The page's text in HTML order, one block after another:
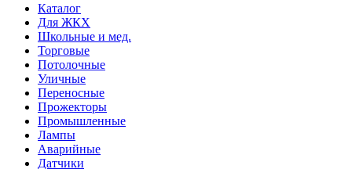
Каталог
Для ЖКХ
Школьные и мед.
Торговые
Потолочные
Уличные
Переносные
Прожекторы
Промышленные
Лампы
Аварийные
Датчики